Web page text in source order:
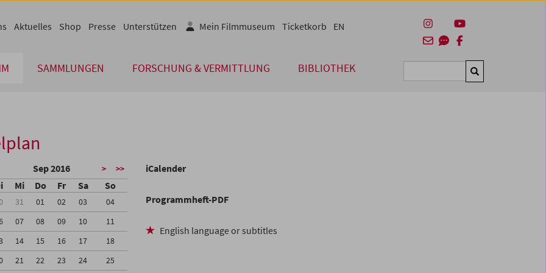
SAMMLUNGEN FORSCHUNG & VERMITTLUNG BIBLIOTHEK Suchen
Aktuelles Shop Presse Unterstützen Mein Filmmuseum Ticketkorb EN
Sep 2016 > >>
Mi Do Fr Sa So
31 01 02 03
04
07 08 09 10
11
14 15 16 17
18
21 22 23 24
25
iCalender
Programmheft-PDF
English language or subtitles